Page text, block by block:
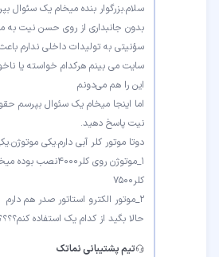
سلام.بزرگوار بنده میخام یک سئوال
بدون جانبداری از روی حسن نیت به
سؤنیتی به تولیدات داخلی ندارم
سایت می بینم هرکدام خواسته یا
اما اینجا میخام یک سئوال بپرسم
۱_موتوژن روی
حالا بگید از کدام یک استفاده
تیم پشتیبانی نماتک